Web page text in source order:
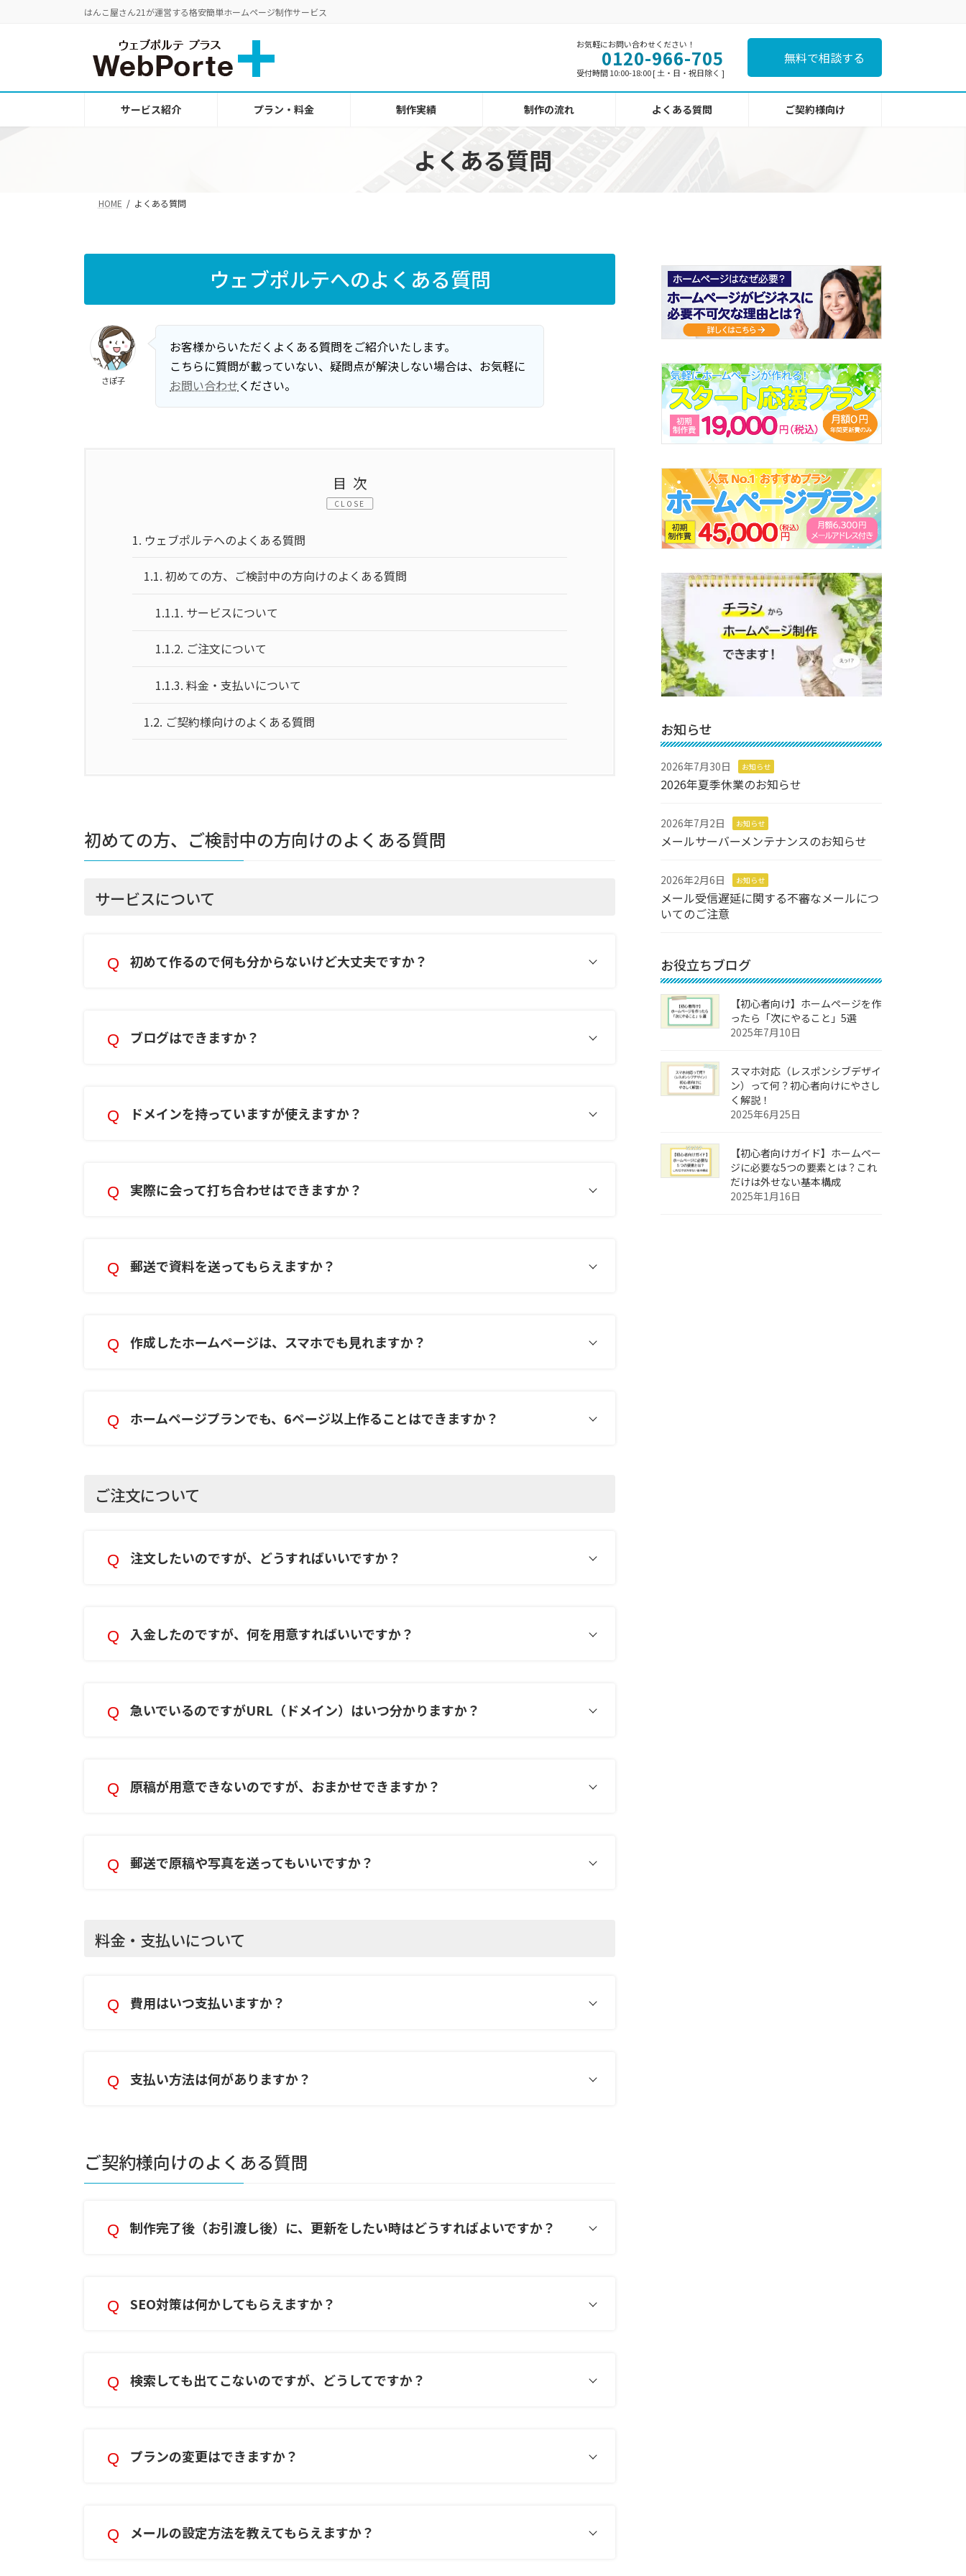
へ
キ
ョ
に
はんこ屋さん21が運営する格安簡単ホームページ制作サービス
お気軽にお問い合わせください！
0120-966-705
受付時間 10:00-18:00 [ 土・日・祝日除く ]
無料で相談する
サービス紹介 プラン・料金 制作実績 制作の流れ よくある質問 ご契約様向け
よくある質問
HOME よくある質問
ウェブポルテへのよくある質問
さぽ子
お客様からいただくよくある質問をご紹介いたします。
こちらに質問が載っていない、疑問点が解決しない場合は、お気軽に
お問い合わせください。
目次
CLOSE
1. ウェブポルテへのよくある質問
1.1. 初めての方、ご検討中の方向けのよくある質問
1.1.1. サービスについて
1.1.2. ご注文について
1.1.3. 料金・支払いについて
1.2. ご契約様向けのよくある質問
初めての方、ご検討中の方向けのよくある質問
サービスについて
初めて作るので何も分からないけど大丈夫ですか？
ブログはできますか？
ドメインを持っていますが使えますか？
実際に会って打ち合わせはできますか？
郵送で資料を送ってもらえますか？
作成したホームページは、スマホでも見れますか？
ホームページプランでも、6ページ以上作ることはできますか？
ご注文について
注文したいのですが、どうすればいいですか？
入金したのですが、何を用意すればいいですか？
急いでいるのですがURL（ドメイン）はいつ分かりますか？
原稿が用意できないのですが、おまかせできますか？
郵送で原稿や写真を送ってもいいですか？
料金・支払いについて
費用はいつ支払いますか？
支払い方法は何がありますか？
ご契約様向けのよくある質問
制作完了後（お引渡し後）に、更新をしたい時はどうすればよいですか？
SEO対策は何かしてもらえますか？
検索しても出てこないのですが、どうしてですか？
プランの変更はできますか？
メールの設定方法を教えてもらえますか？
お知らせ
2026年7月30日 お知らせ
2026年夏季休業のお知らせ
2026年7月2日 お知らせ
メールサーバーメンテナンスのお知らせ
2026年2月6日 お知らせ
メール受信遅延に関する不審なメールにつ
いてのご注意
お役立ちブログ
【初心者向け】ホームページを作
ったら「次にやること」5選
2025年7月10日
スマホ対応（レスポンシブデザイ
ン）って何？初心者向けにやさし
く解説！
2025年6月25日
【初心者向けガイド】ホームペー
ジに必要な5つの要素とは？これ
だけは外せない基本構成
2025年1月16日